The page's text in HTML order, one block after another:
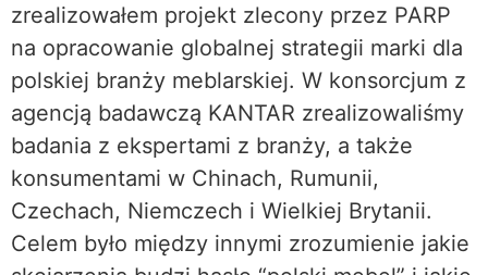
zrealizowałem projekt zlecony przez PARP
na opracowanie globalnej strategii marki dla
polskiej branży meblarskiej. W konsorcjum z
agencją badawczą KANTAR zrealizowaliśmy
badania z ekspertami z branży, a także
konsumentami w Chinach, Rumunii,
Czechach, Niemczech i Wielkiej Brytanii.
Celem było między innymi zrozumienie jakie